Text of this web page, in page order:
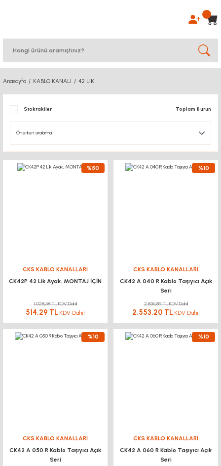
Anasayfa KABLO KANALI 42 LİK
Stoktakiler Toplam 8 ürün
%50
CKS KABLO KANALLARI
CK42P 42 Lik Ayak, MONTAJ İÇİN
1.028,58 TL KDV Dahil
514,29 TL KDV Dahil
%10
CKS KABLO KANALLARI
CK42 A 040 R Kablo Taşıyıcı Açık
Seri
2.836,89 TL KDV Dahil
2.553,20 TL KDV Dahil
%10
CKS KABLO KANALLARI
CK42 A 050 R Kablo Taşıyıcı Açık
Seri
%10
CKS KABLO KANALLARI
CK42 A 060 R Kablo Taşıyıcı Açık
Seri